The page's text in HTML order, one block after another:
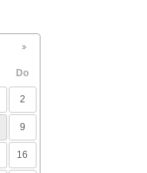
Do
2
9
16